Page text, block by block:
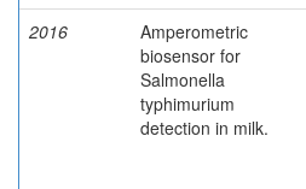
2016
Amperometric
biosensor for
Salmonella
typhimurium
detection in milk.